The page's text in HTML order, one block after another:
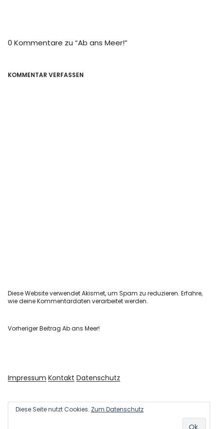
0 Kommentare zu “Ab ans Meer!”
KOMMENTAR VERFASSEN
Diese Website verwendet Akismet, um Spam zu reduzieren.Erfahre,
wie deine Kommentardaten verarbeitet werden.
Vorheriger Beitrag Ab ans Meer!
Impressum Kontakt Datenschutz
Diese Seite nutzt Cookies. Zum Datenschutz